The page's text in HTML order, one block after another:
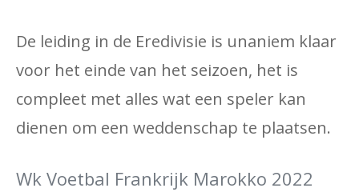
De leiding in de Eredivisie is unaniem klaar
voor het einde van het seizoen, het is
compleet met alles wat een speler kan
dienen om een ​​weddenschap te plaatsen.
Wk Voetbal Frankrijk Marokko 2022